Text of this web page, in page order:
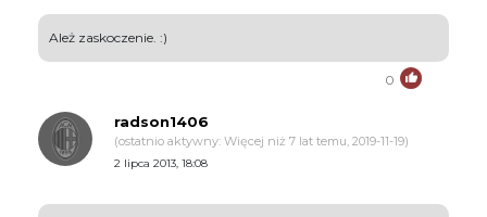
Ależ zaskoczenie. :)
0
radson1406
(ostatnio aktywny: Więcej niż 7 lat temu, 2019-11-19)
2 lipca 2013, 18:08